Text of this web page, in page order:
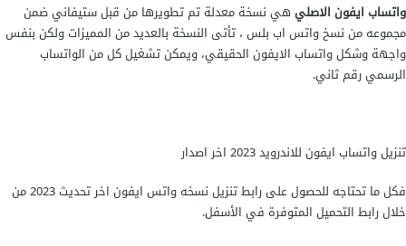
واتساب ايفون الاصلي هي نسخة معدلة تم تطويرها من قبل ستيفاني ضمن
مجموعه من نسخ واتس اب بلس ، تأتى النسخة بالعديد من المميزات ولكن بنفس
واجهة وشكل واتساب الايفون الحقيقي، ويمكن تشغيل كل من الواتساب
الرسمي رقم ثاني.
تنزيل واتساب ايفون للاندرويد 2023 اخر اصدار
فكل ما تحتاجه للحصول على رابط تنزيل نسخه واتس ايفون اخر تحديث 2023 من
خلال رابط التحميل المتوفرة في الأسفل.